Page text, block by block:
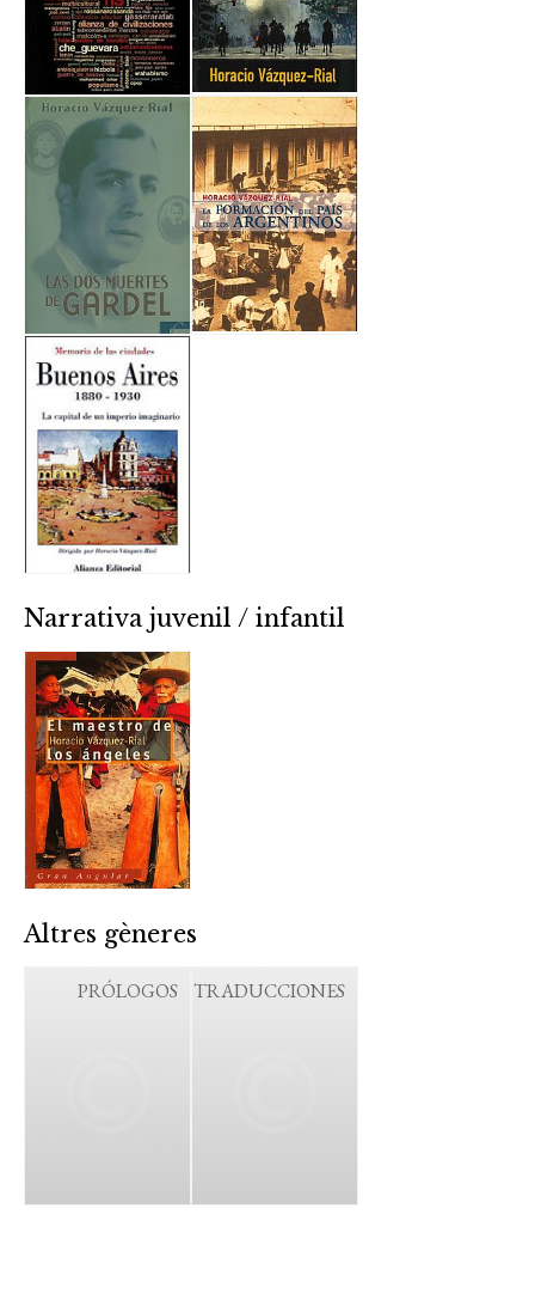
Narrativa juvenil / infantil
Altres gèneres
PRÓLOGOS TRADUCCIONES